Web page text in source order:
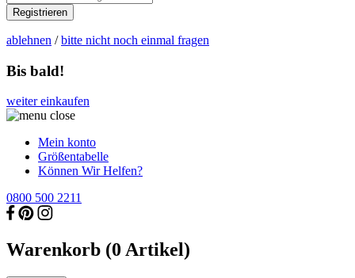
Registrieren
ablehnen /bitte nicht noch einmal fragen
Bis bald!
weiter einkaufen
Mein konto
Größentabelle
Können Wir Helfen?
0800 500 2211
Warenkorb (0 Artikel)